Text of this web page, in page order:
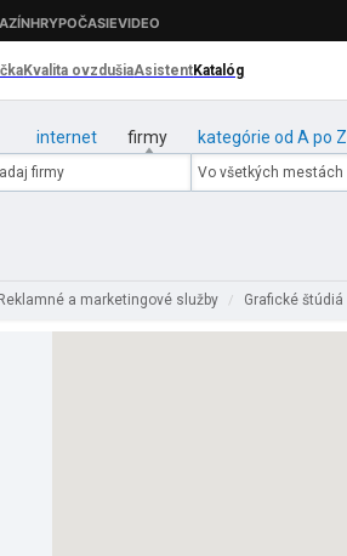
internet firmy kategórie od A po Z
Reklamné a marketingové služby / Grafické štúdiá